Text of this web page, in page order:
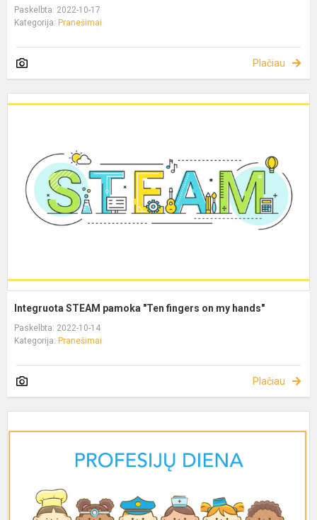
Paskelbta: 2022-10-17
Kategorija: Pranešimai
Plačiau
Integruota STEAM pamoka "Ten fingers on my hands"
Paskelbta: 2022-10-14
Kategorija: Pranešimai
Plačiau